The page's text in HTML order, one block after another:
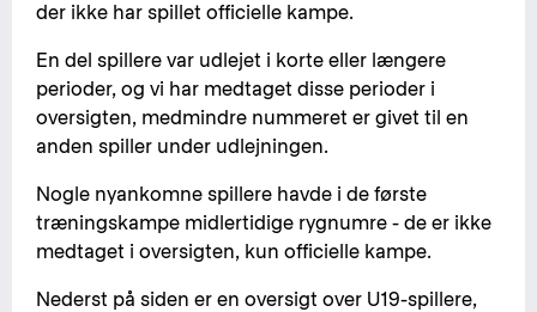
der ikke har spillet officielle kampe.
En del spillere var udlejet i korte eller længere
perioder, og vi har medtaget disse perioder i
oversigten, medmindre nummeret er givet til en
anden spiller under udlejningen.
Nogle nyankomne spillere havde i de første
træningskampe midlertidige rygnumre - de er ikke
medtaget i oversigten, kun officielle kampe.
Nederst på siden er en oversigt over U19-spillere,